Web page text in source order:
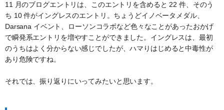
11 月のブログエントリは、このエントリを含めると 22 件、そのう
ち 10 件がイングレスのエントリ。ちょうどイノベータメダル、
Darsana イベント、ローソンコラボなど色々なことがあったおかげ
で瞬発系エントリを増やすことができました。イングレスは、最初
のうちはよく分からない感じでしたが、ハマりはじめると中毒性が
あり危険ですね。
それでは、振り返りにいってみたいと思います。